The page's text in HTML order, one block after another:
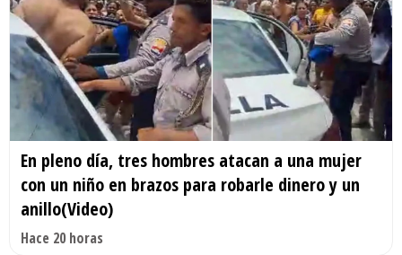
En pleno día, tres hombres atacan a una mujer
con un niño en brazos para robarle dinero y un
anillo(Video)
Hace 20 horas